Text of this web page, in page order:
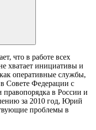
что в работе всех
хватает инициативы и
оперативные службы,
Совете Федерации с
правопорядка в России и
за 2010 год, Юрий
проблемы в